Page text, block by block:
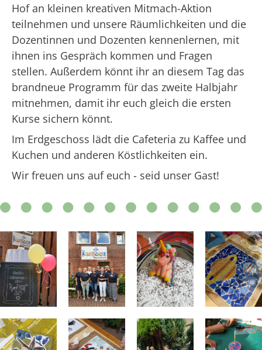
Hof an kleinen kreativen Mitmach-Aktion
teilnehmen und unsere Räumlichkeiten und die
Dozentinnen und Dozenten kennenlernen, mit
ihnen ins Gespräch kommen und Fragen
stellen. Außerdem könnt ihr an diesem Tag das
brandneue Programm für das zweite Halbjahr
mitnehmen, damit ihr euch gleich die ersten
Kurse sichern könnt.
Im Erdgeschoss lädt die Cafeteria zu Kaffee und
Kuchen und anderen Köstlichkeiten ein.
Wir freuen uns auf euch - seid unser Gast!